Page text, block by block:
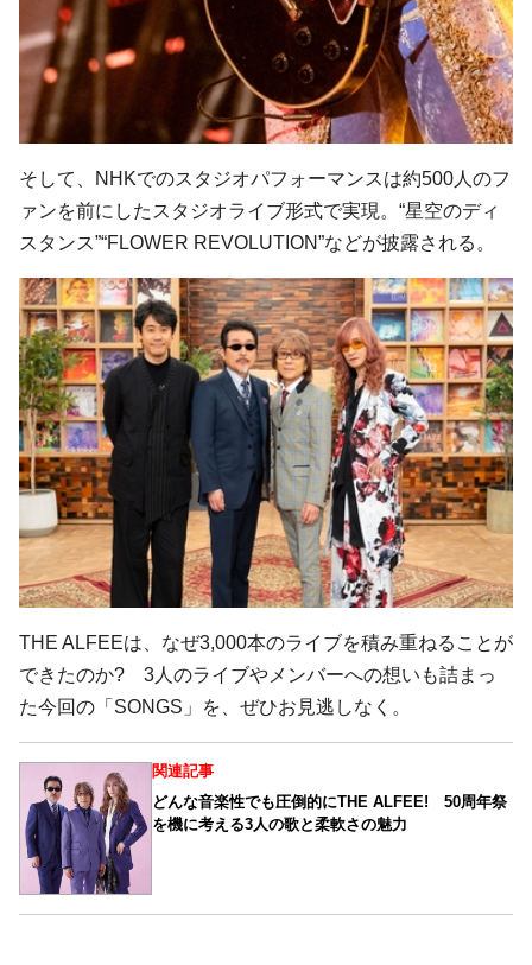
そして、NHKでのスタジオパフォーマンスは約500人のフ
ァンを前にしたスタジオライブ形式で実現。“星空のディ
スタンス”“FLOWER REVOLUTION”などが披露される。
THE ALFEEは、なぜ3,000本のライブを積み重ねることが
できたのか? 3人のライブやメンバーへの想いも詰まっ
た今回の「SONGS」を、ぜひお見逃しなく。
関連記事
どんな音楽性でも圧倒的にTHE ALFEE! 50周年祭
を機に考える3人の歌と柔軟さの魅力